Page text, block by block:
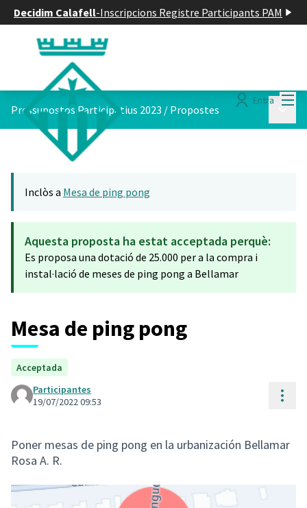
Decidim Calafell-Inscripcions Registre Participants PAM
Entra
Pressupostos Participatius 2023 / Propostes
Inclòs a Mesa de ping pong
Aquesta proposta ha estat acceptada perquè:
Es proposa una dotació de 25.000 per a la compra i
instal·lació de meses de ping pong a Bellamar
Mesa de ping pong
Acceptada
Participantes
19/07/2022 09:53
Poner mesas de ping pong en la urbanización Bellamar
Rosa A. R.